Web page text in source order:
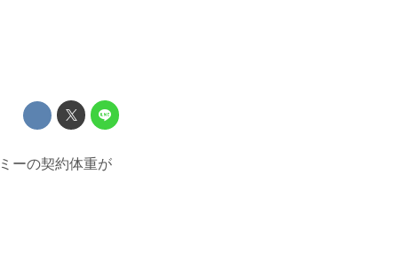
ーの契約体重が